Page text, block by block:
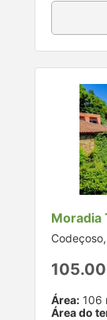
Moradia
Área: 106
Área do